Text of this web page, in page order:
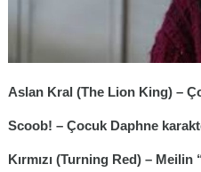
Aslan Kral (The Lion King) –
Scoob! – Çocuk Daphne
Kırmızı (Turning Red) –